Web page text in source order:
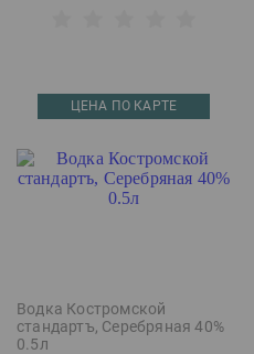
ЦЕНА ПО КАРТЕ
Водка Костромской
стандартъ, Серебряная 40%
0.5л